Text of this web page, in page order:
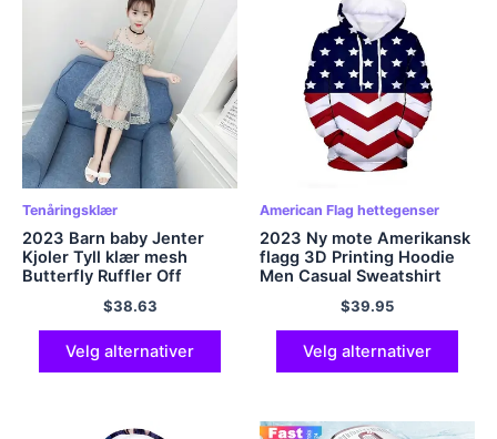
Tenåringsklær
2023 Barn baby Jenter
Kjoler Tyll klær mesh
Butterfly Ruffler Off
Shoulder Søte Barn Kort 3
4 5 6 7 8 9 10 11 12 år
$38.63
Velg alternativer
American Flag hettegenser
2023 Ny mote Amerikansk
flagg 3D Printing Hoodie
Men Casual Sweatshirt
Harajuku Streetwear
Langhylse Pullover
$39.95
Velg alternativer